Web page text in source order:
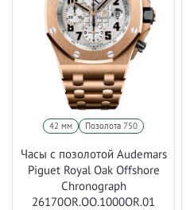
42 мм Позолота 750
Часы с позолотой Audemars
Piguet Royal Oak Offshore
Chronograph
26170OR.OO.1000OR.01